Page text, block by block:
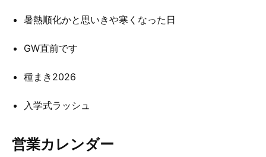
シ
暑熱順化かと思いきや寒くなった日
GW直前です
種まき2026
入学式ラッシュ
営業カレンダー